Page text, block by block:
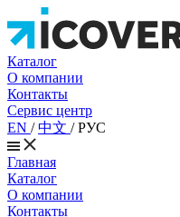
Каталог
О компании
Контакты
Сервис центр
EN /中文 /РУС
Главная
Каталог
О компании
Контакты